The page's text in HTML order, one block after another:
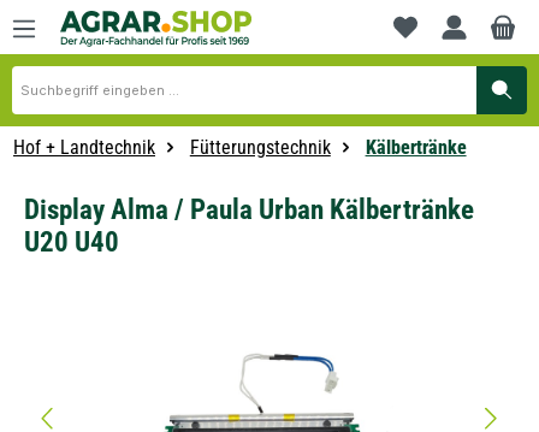
springen
Du hast 0
Hof + Landtechnik Fütterungstechnik Kälbertränke
Display Alma / Paula Urban Kälbertränke
U20 U40